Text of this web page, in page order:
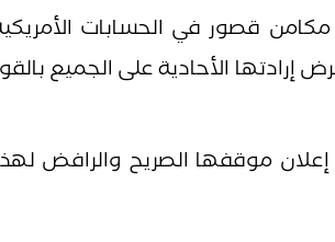
قصور في الحسابات
الأحادية على الجميع
إعلان موقفها الصريح والرافض